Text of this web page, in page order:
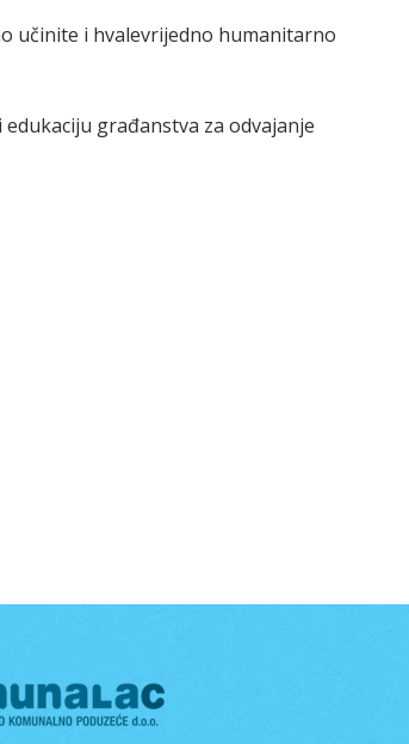
učinite i hvalevrijedno humanitarno
građanstva za odvajanje